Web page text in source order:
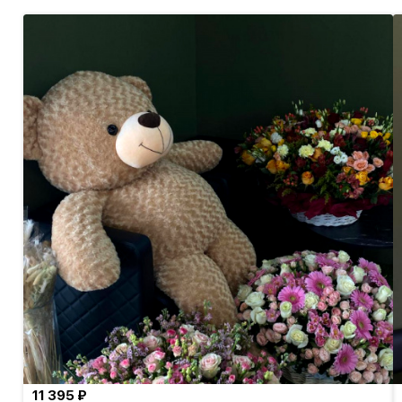
11 395 ₽